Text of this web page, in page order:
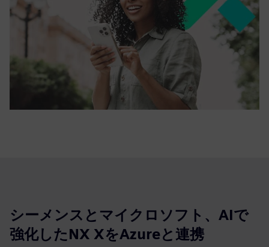
シーメンスとマイクロソフト、AIで
強化したNX XをAzureと連携